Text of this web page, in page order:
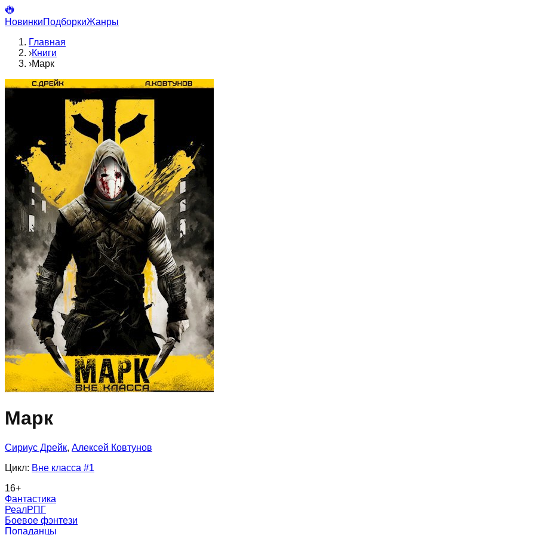
НовинкиПодборкиЖанры
Главная
›Книги
›Марк
Марк
Сириус Дрейк, Алексей Ковтунов
Цикл: Вне класса #1
16+
Фантастика
РеалРПГ
Боевое фэнтези
Попаданцы